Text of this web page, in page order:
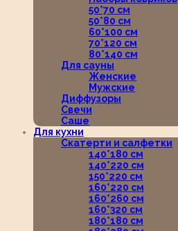
50*70 см
50*80 см
60*100 см
70*120 см
80*140 см
Для сауны
Женские
Мужские
Диффузоры
Свечи
Саше
Для кухни
Скатерти и салфетки
140*180 см
140*220 см
150*220 см
160*220 см
160*260 см
160*320 см
180*180 см